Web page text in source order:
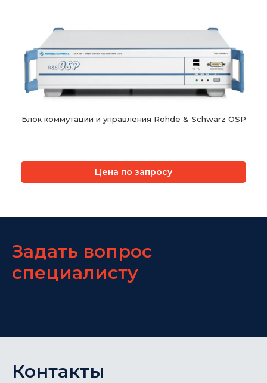
Блок коммутации и управления Rohde & Schwarz OSP
Цена по запросу
Задать вопрос
специалисту
Контакты